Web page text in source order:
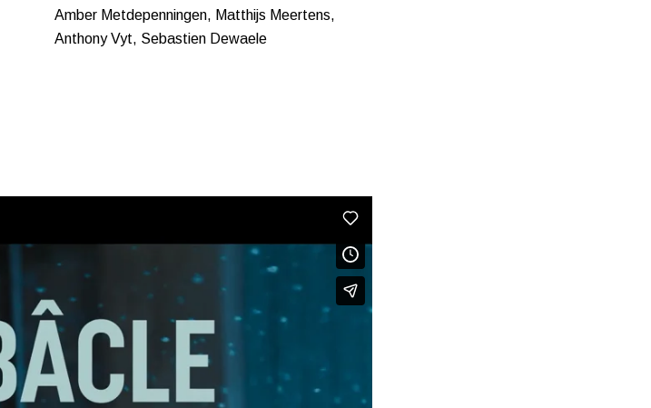
Amber Metdepenningen, Matthijs Meertens,
Anthony Vyt, Sebastien Dewaele